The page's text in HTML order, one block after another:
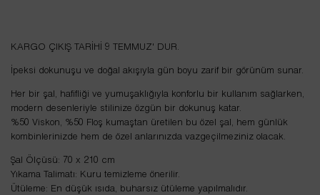
KARGO ÇIKIŞ TARİHİ 9 TEMMUZ' DUR.
İpeksi dokunuşu ve doğal akışıyla gün boyu zarif bir görünüm sunar.
Her bir şal, hafifliği ve yumuşaklığıyla konforlu bir kullanım sağlarken,
modern desenleriyle stilinize özgün bir dokunuş katar.
%50 Viskon, %50 Floş kumaştan üretilen bu özel şal, hem günlük
kombinlerinizde hem de özel anlarınızda vazgeçilmeziniz olacak.
Şal Ölçüsü: 70 x 210 cm
Yıkama Talimatı: Kuru temizleme önerilir.
Ütüleme: En düşük ısıda, buharsız ütüleme yapılmalıdır.